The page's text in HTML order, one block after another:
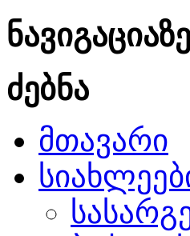
ნავიგაციაზე
ძებნა
მთავარი